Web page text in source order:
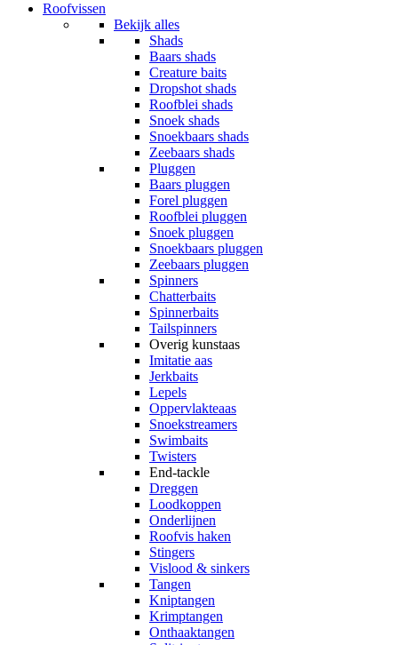
Roofvissen
Bekijk alles
Shads
Baars shads
Creature baits
Dropshot shads
Roofblei shads
Snoek shads
Snoekbaars shads
Zeebaars shads
Pluggen
Baars pluggen
Forel pluggen
Roofblei pluggen
Snoek pluggen
Snoekbaars pluggen
Zeebaars pluggen
Spinners
Chatterbaits
Spinnerbaits
Tailspinners
Overig kunstaas
Imitatie aas
Jerkbaits
Lepels
Oppervlakteaas
Snoekstreamers
Swimbaits
Twisters
End-tackle
Dreggen
Loodkoppen
Onderlijnen
Roofvis haken
Stingers
Vislood & sinkers
Tangen
Kniptangen
Krimptangen
Onthaaktangen